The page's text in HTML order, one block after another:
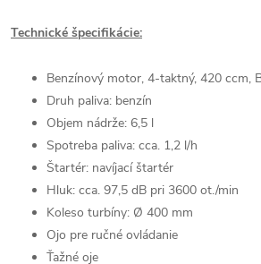
Technické špecifikácie:
Benzínový motor, 4-taktný, 420 ccm,
Druh paliva: benzín
Objem nádrže: 6,5 l
Spotreba paliva: cca. 1,2 l/h
Štartér: navíjací štartér
Hluk: cca. 97,5 dB pri 3600 ot./min
Koleso turbíny: Ø 400 mm
Ojo pre ručné ovládanie
Ťažné oje